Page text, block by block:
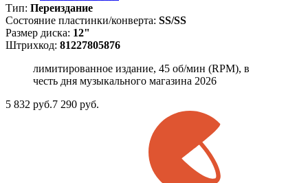
Тип: Переиздание
Состояние пластинки/конверта: SS/SS
Размер диска: 12"
Штрихкод: 81227805876
лимитированное издание, 45 об/мин (RPM), в
честь дня музыкального магазина 2026
5 832 руб.7 290 руб.